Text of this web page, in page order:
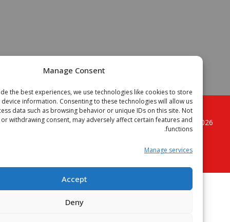
Manage Consent
To provide the best experiences, we use technologies like cookies to store
access device information. Consenting to these technologies will allow us
to process data such as browsing behavior or unique IDs on this site. Not
or withdrawing consent, may adversely affect certain features and
Manage services
Copyright © الجزائر فوتبال موقع الكرة القدم الجزائرية . All